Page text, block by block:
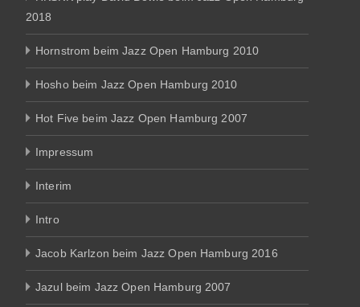
2018
Hornstrom beim Jazz Open Hamburg 2010
Hosho beim Jazz Open Hamburg 2010
Hot Five beim Jazz Open Hamburg 2007
Impressum
Interim
Intro
Jacob Karlzon beim Jazz Open Hamburg 2016
Jazul beim Jazz Open Hamburg 2007